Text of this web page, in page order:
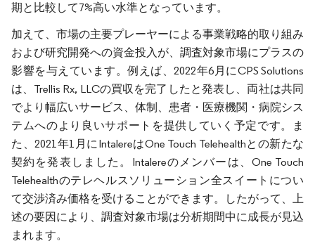
期と比較して7%高い水準となっています。
加えて、市場の主要プレーヤーによる事業戦略的取り組み
および研究開発への資金投入が、調査対象市場にプラスの
影響を与えています。例えば、2022年6月にCPS Solutions
は、Trellis Rx, LLCの買収を完了したと発表し、両社は共同
でより幅広いサービス、体制、患者・医療機関・病院シス
テムへのより良いサポートを提供していく予定です。ま
た、2021年1月にIntalereはOne Touch Telehealthとの新たな
契約を発表しました。Intalereのメンバーは、One Touch
Telehealthのテレヘルスソリューション全スイートについ
て交渉済み価格を受けることができます。したがって、上
述の要因により、調査対象市場は分析期間中に成長が見込
まれます。